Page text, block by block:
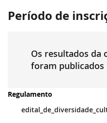
Período de
Os resultados da
foram publicados
Regulamento